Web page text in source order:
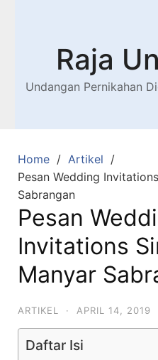
Raja
Undangan Pernikahan
Home
Artikel
Pesan Wedding
Sabrangan
Pesan
Invitations
Manyar
ARTIKEL · APRIL 14, 2019
Daftar Isi